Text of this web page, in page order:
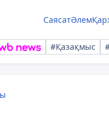
СаясатӘлем
#Қазақмыс